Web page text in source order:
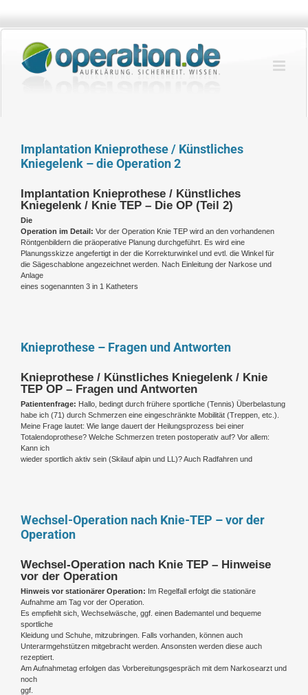
springen
Implantation Knieprothese / Künstliches
Kniegelenk – die Operation 2
Implantation Knieprothese / Künstliches
Kniegelenk / Knie TEP – Die OP (Teil 2)
Die
Operation im Detail: Vor der Operation Knie TEP wird an den vorhandenen
Röntgenbildern die präoperative Planung durchgeführt. Es wird eine
Planungsskizze angefertigt in der die Korrekturwinkel und evtl. die Winkel für
die Sägeschablone angezeichnet werden. Nach Einleitung der Narkose und
Anlage
eines sogenannten 3 in 1 Katheters
Knieprothese – Fragen und Antworten
Knieprothese / Künstliches Kniegelenk / Knie
TEP OP – Fragen und Antworten
Patientenfrage: Hallo, bedingt durch frühere sportliche (Tennis) Überbelastung
habe ich (71) durch Schmerzen eine eingeschränkte Mobilität (Treppen, etc.).
Meine Frage lautet: Wie lange dauert der Heilungsprozess bei einer
Totalendoprothese? Welche Schmerzen treten postoperativ auf? Vor allem:
Kann ich
wieder sportlich aktiv sein (Skilauf alpin und LL)? Auch Radfahren und
Wechsel-Operation nach Knie-TEP – vor der
Operation
Wechsel-Operation nach Knie TEP – Hinweise
vor der Operation
Hinweis vor stationärer Operation: Im Regelfall erfolgt die stationäre
Aufnahme am Tag vor der Operation.
Es empfiehlt sich, Wechselwäsche, ggf. einen Bademantel und bequeme
sportliche
Kleidung und Schuhe, mitzubringen. Falls vorhanden, können auch
Unterarmgehstützen mitgebracht werden. Ansonsten werden diese auch
rezeptiert.
Am Aufnahmetag erfolgen das Vorbereitungsgespräch mit dem Narkosearzt und
noch
ggf.